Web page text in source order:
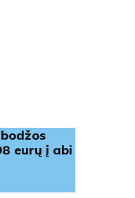
eurų į abi